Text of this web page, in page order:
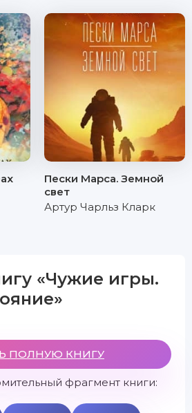
Пески Марса. Земной
свет
Артур Чарльз Кларк
«Чужие игры.
ПОЛНУЮ КНИГУ
фрагмент книги: